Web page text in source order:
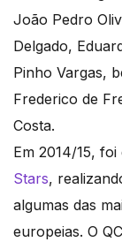
João Pedro
Delgado,
Pinho Vargas,
Frederico de
Costa.
Em 2014/15,
Stars,
algumas das
europeias. O